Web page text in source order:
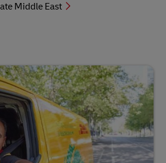
Middle East